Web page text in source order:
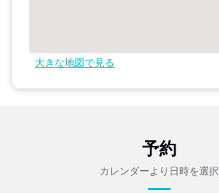
大きな地図で見る
予約
カレンダーより日時を選択